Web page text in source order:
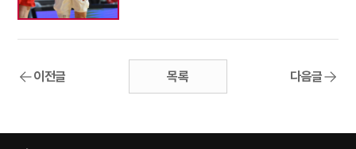
이전글 목록 다음글